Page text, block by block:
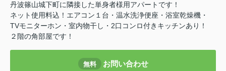
丹波篠山城下町に隣接した単身者様用アパートです！
ネット使用料込！エアコン１台・温水洗浄便座・浴室乾燥機・
TVモニターホン・室内物干し・2口コンロ付きキッチンあり！
２階の角部屋です！
無料 お問い合わせ